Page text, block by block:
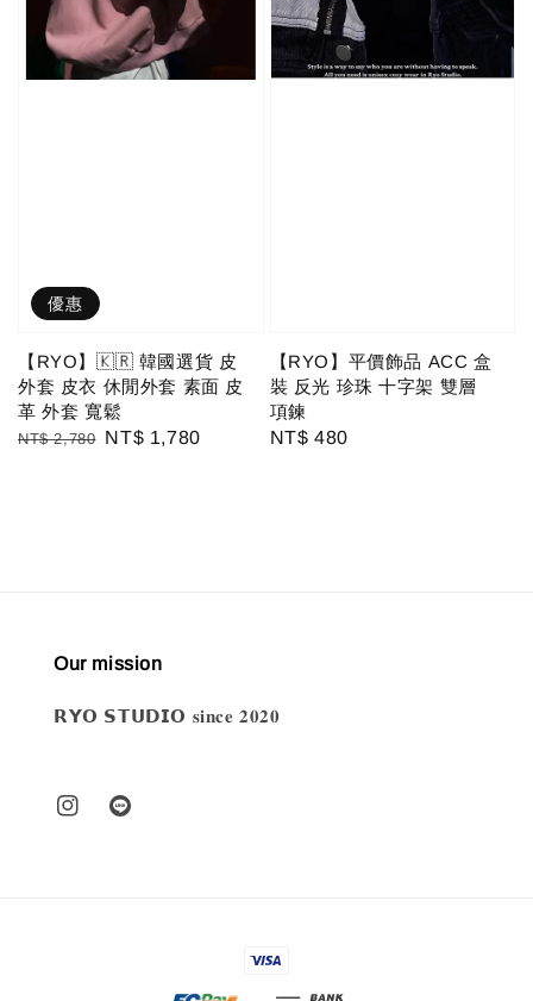
優惠
【RYO】🇰🇷 韓國選貨 皮
外套 皮衣 休閒外套 素面 皮
革 外套 寬鬆
Regular
NT$ 2,780 Sale
NT$ 1,780
【RYO】平價飾品 ACC 盒
裝 反光 珍珠 十字架 雙層
項鍊
Regular
NT$ 480
Our mission
𝗥𝗬𝗢 𝗦𝗧𝗨𝗗𝗜𝗢 𝐬𝐢𝐧𝐜𝐞 𝟐𝟎𝟐𝟎